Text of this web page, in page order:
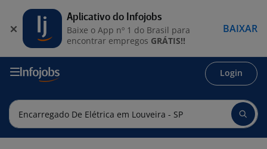
Login
Aplicativo do Infojobs
Baixe o App nº 1 do Brasil para
encontrar empregos GRÁTIS!!
BAIXAR